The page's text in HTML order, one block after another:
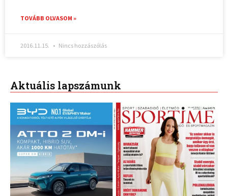
TOVÁBB OLVASOM »
2016.11.15. Nincs hozzászólás
Aktuális lapszámunk